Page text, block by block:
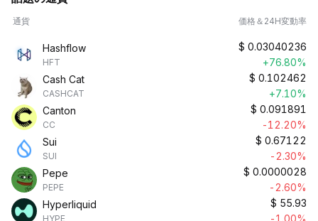
通貨 価格＆24H変動率
Hashflow
HFT
$ 0.03040236
+76.80%
Cash Cat
CASHCAT
$ 0.102462
+7.10%
Canton
CC
$ 0.091891
-12.20%
Sui
SUI
$ 0.67122
-2.30%
Pepe
PEPE
$ 0.0000028
-2.60%
Hyperliquid
HYPE
$ 55.93
-1.00%